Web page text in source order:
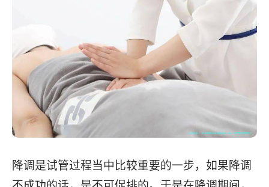
降调是试管过程当中比较重要的一步，如果降调